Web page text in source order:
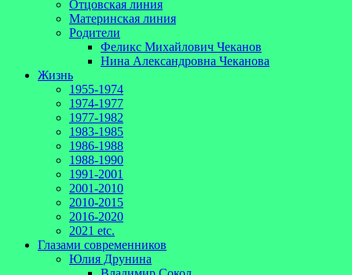
Отцовская линия
Материнская линия
Родители
Феликс Михайлович Чеканов
Нина Александровна Чеканова
Жизнь
1955-1974
1974-1977
1977-1982
1983-1985
1986-1988
1988-1990
1991-2001
2001-2010
2010-2015
2016-2020
2021 etc.
Глазами современников
Юлия Друнина